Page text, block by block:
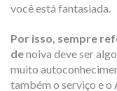
você está fantasiada.
Por isso, sempre
denoiva deve ser
muito
também o serviço e o